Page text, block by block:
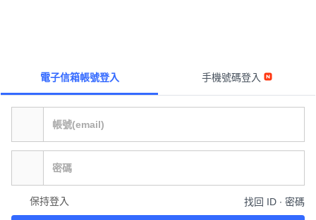
電子信箱帳號登入 手機號碼登入
保持登入 找回 ID ∙ 密碼